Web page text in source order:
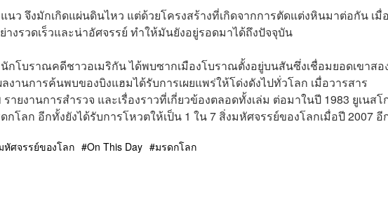
ว จึงมักเกิดแผ่นดินไหว แต่ด้วยโครงสร้างที่เกิดจากการตัดแต่งหินมาต่อกัน เมื่
งรวดเร็วและน่าอัศจรรย์ ทำให้มันยังอยู่รอดมาได้ถึงปัจจุบัน
กโบราณคดีชาวอเมริกัน ได้พบซากเมืองโบราณตั้งอยู่บนสันซึ่งเชื่อมยอดเขาสอ
านการค้นพบของบิงแฮมได้รับการเผยแพร่ให้โด่งดังไปทั่วโลก เมื่อวารสาร
ายงานการสำรวจ และเรื่องราวที่เกี่ยวข้องตลอดทั้งเล่ม ต่อมาในปี 1983 ยูเนสโ
โลก อีกทั้งยังได้รับการโหวตให้เป็น 1 ใน 7 สิ่งมหัศจรรย์ของโลกเมื่อปี 2007 อี
หัศจรรย์ของโลก On This Day มรดกโลก